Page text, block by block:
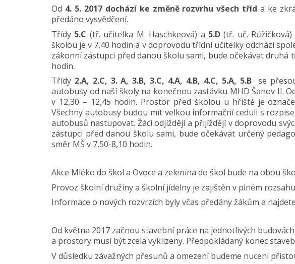
Od 4. 5. 2017 dochází ke změně rozvrhu všech tříd a ke
předáno vysvědčení.
Třídy 5.C (tř. učitelka M. Haschkeová) a 5.D(tř. uč. Růžičková)
školou je v 7,40 hodin a v doprovodu třídní učitelky odchází
zákonní zástupci před danou školu sami, bude očekávat druhá
hodin.
Třídy 2.A, 2.C, 3. A, 3.B, 3.C, 4.A, 4.B, 4.C, 5.A, 5.B se
autobusy od naší školy na konečnou zastávku MHD Šanov II.
v 12,30 – 12,45 hodin. Prostor před školou u hřiště je
Všechny autobusy budou mít velkou informační ceduli s
autobusů nastupovat. Žáci odjíždějí a přijíždějí v doprovodu
zástupci před danou školu sami, bude očekávat určený
směr MŠ v 7,50-8,10 hodin.
Akce Mléko do škol a Ovoce a zelenina do škol bude na obou
Provoz školní družiny a školní jídelny je zajištěn v plném rozsahu
Informace o nových rozvrzích byly včas předány žákům a
Od května 2017 začnou stavební práce na jednotlivých
a prostory musí být zcela vyklizeny. Předpokládaný konec
V důsledku závažných přesunů a omezení budeme nuceni